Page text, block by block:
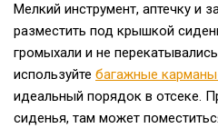
Мелкий инструмент, аптечку и
разместить под крышкой
громыхали и не
используйте багажные
идеальный порядок в отсеке.
сиденья, там может